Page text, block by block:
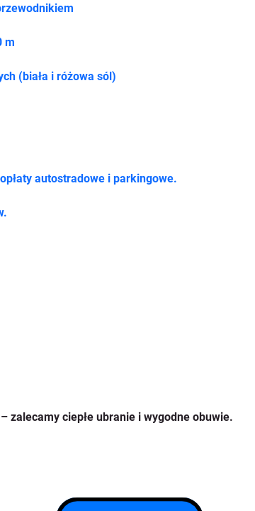
m
(biała i różowa sól)
autostradowe i parkingowe.
– zalecamy ciepłe ubranie i wygodne obuwie.